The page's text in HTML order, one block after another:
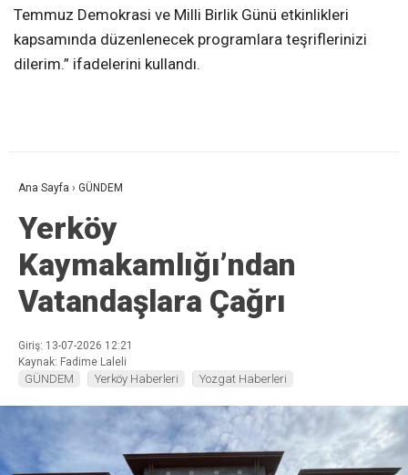
Temmuz Demokrasi ve Milli Birlik Günü etkinlikleri
kapsamında düzenlenecek programlara teşriflerinizi
dilerim.” ifadelerini kullandı.
Ana Sayfa › GÜNDEM
Yerköy
Kaymakamlığı’ndan
Vatandaşlara Çağrı
Giriş: 13-07-2026 12:21
Kaynak: Fadime Laleli
GÜNDEM Yerköy Haberleri Yozgat Haberleri